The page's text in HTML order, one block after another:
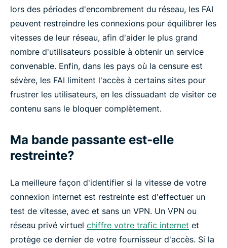
lors des périodes d'encombrement du réseau, les FAI
peuvent restreindre les connexions pour équilibrer les
vitesses de leur réseau, afin d'aider le plus grand
nombre d'utilisateurs possible à obtenir un service
convenable. Enfin, dans les pays où la censure est
sévère, les FAI limitent l'accès à certains sites pour
frustrer les utilisateurs, en les dissuadant de visiter ce
contenu sans le bloquer complètement.
Ma bande passante est-elle
restreinte?
La meilleure façon d'identifier si la vitesse de votre
connexion internet est restreinte est d'effectuer un
test de vitesse, avec et sans un VPN. Un VPN ou
réseau privé virtuel chiffre votre trafic internet et
protège ce dernier de votre fournisseur d'accès. Si la